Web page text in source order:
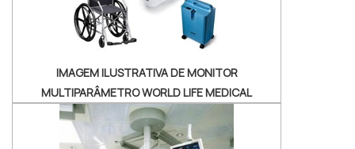
IMAGEM ILUSTRATIVA DE MONITOR
MULTIPARÂMETRO WORLD LIFE MEDICAL